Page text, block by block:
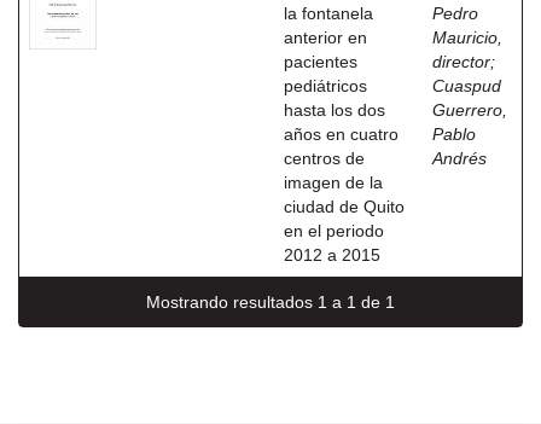
la fontanela
anterior en
pacientes
pediátricos
hasta los dos
años en cuatro
centros de
imagen de la
ciudad de Quito
en el periodo
2012 a 2015
Pedro
Mauricio,
director;
Cuaspud
Guerrero,
Pablo
Andrés
Mostrando resultados 1 a 1 de 1